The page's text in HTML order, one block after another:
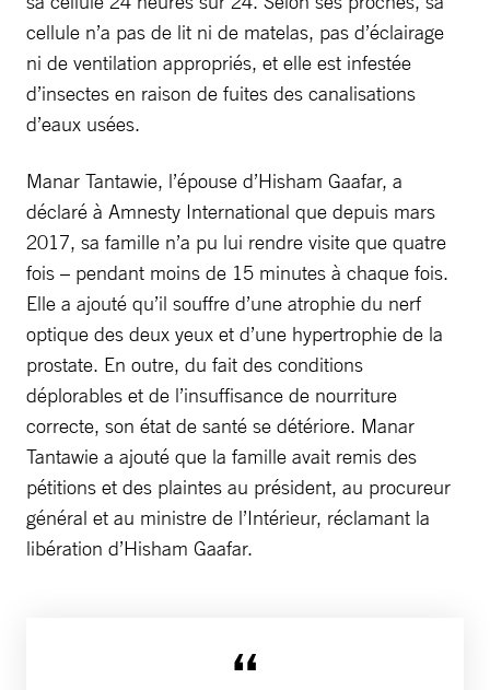
cellule n’a pas de lit ni de matelas, pas d’éclairage
ni de ventilation appropriés, et elle est infestée
d’insectes en raison de fuites des canalisations
d’eaux usées.
Manar Tantawie, l’épouse d’Hisham Gaafar, a
déclaré à Amnesty International que depuis mars
2017, sa famille n’a pu lui rendre visite que quatre
fois – pendant moins de 15 minutes à chaque fois.
Elle a ajouté qu’il souffre d’une atrophie du nerf
optique des deux yeux et d’une hypertrophie de la
prostate. En outre, du fait des conditions
déplorables et de l’insuffisance de nourriture
correcte, son état de santé se détériore. Manar
Tantawie a ajouté que la famille avait remis des
pétitions et des plaintes au président, au procureur
général et au ministre de l’Intérieur, réclamant la
libération d’Hisham Gaafar.